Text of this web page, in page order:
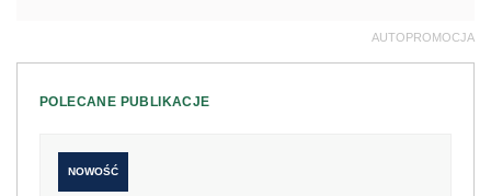
AUTOPROMOCJA
POLECANE PUBLIKACJE
NOWOŚĆ